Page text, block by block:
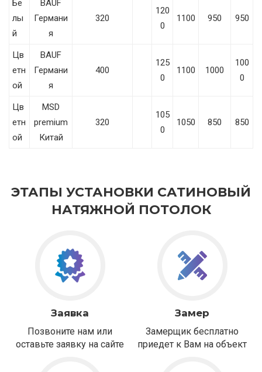
Бе
лы
й
BAUF
Германи
я
320
120
0
1100 950 950
Цв
етн
ой
BAUF
Германи
я
400
125
0
1100 1000
100
0
Цв
етн
ой
MSD
premium
Китай
320
105
0
1050 850 850
ЭТАПЫ УСТАНОВКИ САТИНОВЫЙ
НАТЯЖНОЙ ПОТОЛОК
Заявка
Позвоните нам или
оставьте заявку на сайте
Замер
Замерщик бесплатно
приедет к Вам на объект